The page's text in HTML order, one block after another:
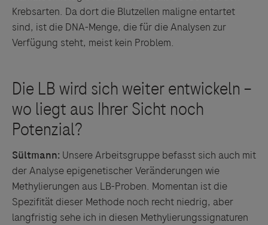
Krebsarten. Da dort die Blutzellen maligne entartet
sind, ist die DNA-Menge, die für die Analysen zur
Verfügung steht, meist kein Problem.
Sültmann: Unsere Arbeitsgruppe befasst sich auch mit
der Analyse epigenetischer Veränderungen wie
Methylierungen aus LB-Proben. Momentan ist die
Spezifität dieser Methode noch recht niedrig, aber
langfristig sehe ich in diesen Methylierungssignaturen